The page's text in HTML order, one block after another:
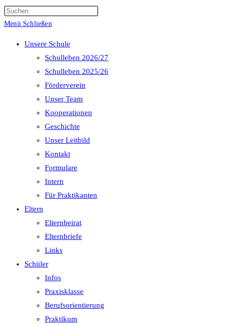
umschalten
the
search
Menü Schließen
Unsere Schule
Schulleben 2026/27
Schulleben 2025/26
Förderverein
Unser Team
Kooperationen
Geschichte
Unser Leitbild
Kontakt
Formulare
Intern
Für Praktikanten
Eltern
Elternbeirat
Elternbriefe
Links
Schüler
Infos
Praxisklasse
Berufsorientierung
Praktikum